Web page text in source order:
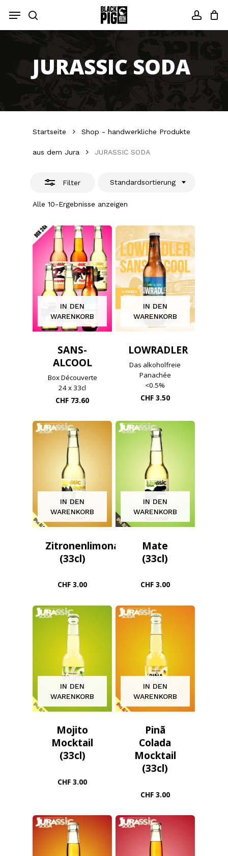
Hauptinhalt
springen
Suche Konto
Menü
JURASSIC SODA
Startseite Shop - handwerkliche Produkte
aus dem Jura JURASSIC SODA
Filter
Alle 10-Ergebnisse anzeigen
Standardsortierung
Filter
IN DEN
WARENKORB
SANS-
ALCOOL
Box Découverte
24 x 33cl
CHF 73.60
IN DEN
WARENKORB
LOWRADLER
Das alkoholfreie
Panachée
<0.5%
CHF3.50
IN DEN
WARENKORB
Zitronenlimonade
(33cl)
CHF 3.00
IN DEN
WARENKORB
Mate
(33cl)
CHF3.00
IN DEN
WARENKORB
Mojito
Mocktail
(33cl)
CHF 3.00
IN DEN
WARENKORB
Pinã
Colada
Mocktail
(33cl)
CHF3.00